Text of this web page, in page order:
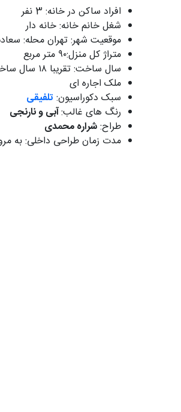
افراد ساکن در خانه: 3 نفر
شغل خانم خانه: خانه دار
موقعیت شهر: تهران محله:
متراژ کل منزل:٩٠ متر مربع
سال ساخت: تقریبا ١٨ سال ساخت
ملک اجاره ای
سبک دکوراسیون: تلفیقی
رنگ های غالب:آبی و نارنجی
طراح:شراره محمدی
مدت زمان طراحی داخلی: به